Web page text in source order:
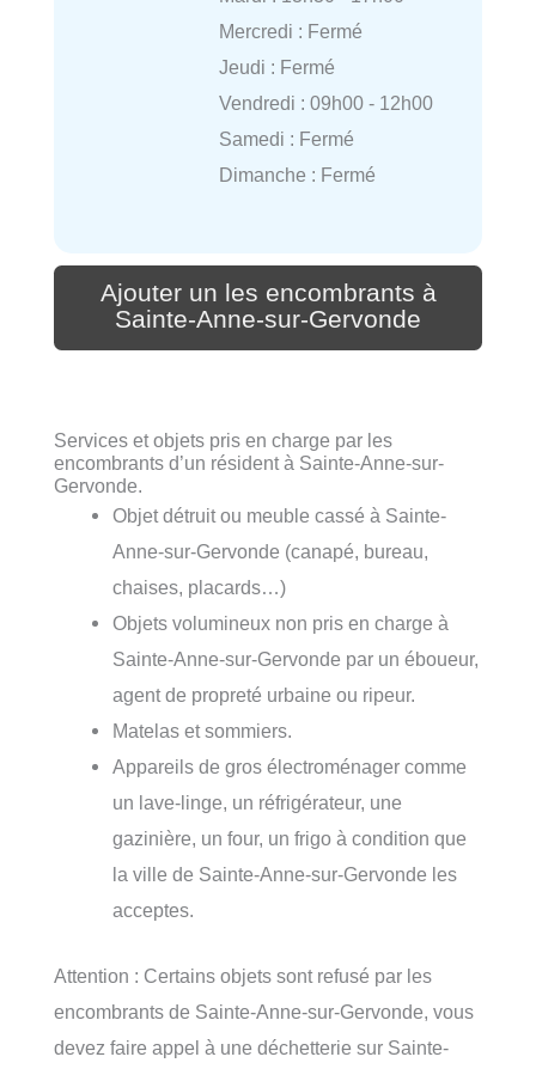
Mercredi : Fermé
Jeudi : Fermé
Vendredi : 09h00 - 12h00
Samedi : Fermé
Dimanche : Fermé
Ajouter un les encombrants à
Sainte-Anne-sur-Gervonde
Services et objets pris en charge par les
encombrants d’un résident à Sainte-Anne-sur-
Gervonde.
Objet détruit ou meuble cassé à Sainte-
Anne-sur-Gervonde (canapé, bureau,
chaises, placards…)
Objets volumineux non pris en charge à
Sainte-Anne-sur-Gervonde par un éboueur,
agent de propreté urbaine ou ripeur.
Matelas et sommiers.
Appareils de gros électroménager comme
un lave-linge, un réfrigérateur, une
gazinière, un four, un frigo à condition que
la ville de Sainte-Anne-sur-Gervonde les
acceptes.
Attention : Certains objets sont refusé par les
encombrants de Sainte-Anne-sur-Gervonde, vous
devez faire appel à une déchetterie sur Sainte-